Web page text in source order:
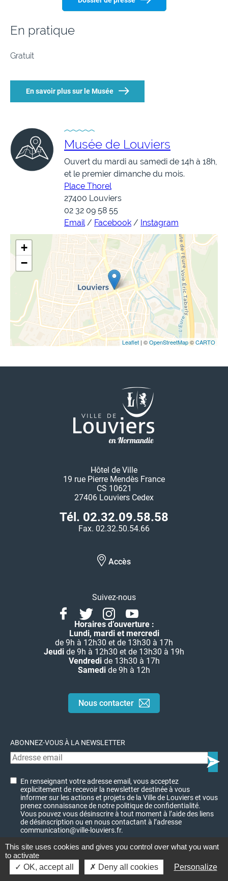
En pratique
Gratuit
En savoir plus sur le Musée
Musée de Louviers
Ouvert du mardi au samedi de 14h à 18h,
et le premier dimanche du mois.
Place Thorel
27400 Louviers
02 32 09 58 55
Email/ Facebook / Instagram
+
−
Leaflet | ©OpenStreetMap©CARTO
Hôtel de Ville
19 rue Pierre Mendès France
CS 10621
27406 Louviers Cedex
Tél. 02.32.09.58.58
Fax. 02.32.50.54.66
Accès
Suivez-nous
FacebookTwitterInstagramYoutube
Horaires d’ouverture :
Lundi, mardi et mercredi
de 9h à 12h30 et de 13h30 à 17h
Jeudi de 9h à 12h30 et de 13h30 à 19h
Vendredide 13h30 à 17h
Samedi de 9h à 12h
Nous contacter
ABONNEZ-VOUS À LA NEWSLETTER
En renseignant votre adresse email, vous acceptez
explicitement de recevoir la newsletter destinée à vous
informer sur les actions et projets de la Ville de Louviers et vous
prenez connaissance de notre politique de confidentialité.
Vous pouvez vous désinscrire à tout moment à l’aide des liens
de désinscription ou en nous contactant à l’adresse
communication@ville-louviers.fr.
© Ville de Louviers - 2023
Charte graphique
Mentions légales
Plan du site Politique de confidentialité
This site uses cookies and gives you control over what you want
to activate
OK, accept all
Deny all cookies Personalize